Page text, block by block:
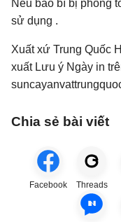
Nếu bao bì bị phồng
sử dụng .
Xuất xứ Trung Quốc
xuất Lưu ý Ngày in
Chia sẻ bài viết
Facebook Threads